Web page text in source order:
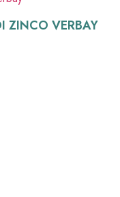
ZINCO VERBAY